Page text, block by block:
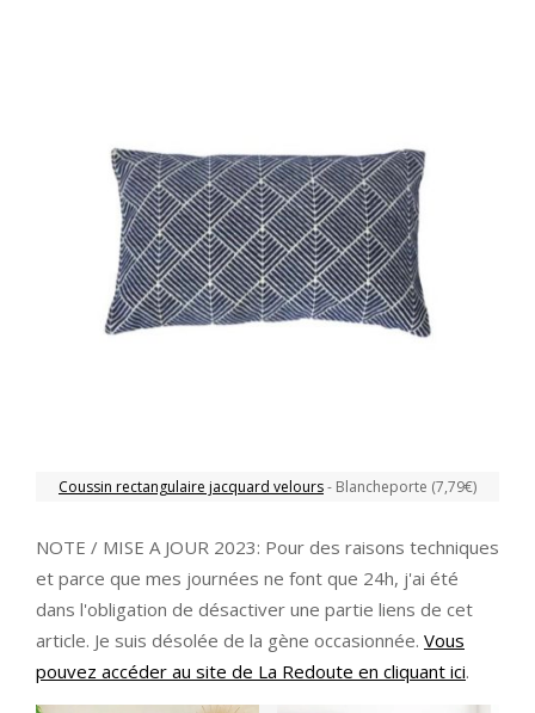
Coussin rectangulaire jacquard velours- Blancheporte (7,79€)
NOTE / MISE A JOUR 2023: Pour des raisons techniques
et parce que mes journées ne font que 24h, j'ai été
dans l'obligation de désactiver une partie liens de cet
article. Je suis désolée de la gène occasionnée. Vous
pouvez accéder au site de La Redoute en cliquant ici.